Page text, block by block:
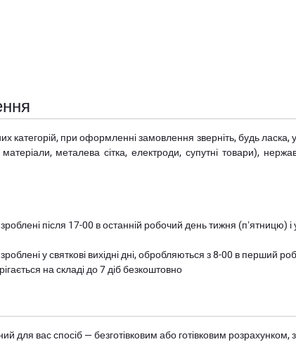
категорій, при оформленні замовлення зверніть, будь ласка,
матеріали, металева сітка, електроди, супутні товари),
після 17-00 в останній робочий день тижня
у святкові вихідні дні, обробляються з 8-00 в перший
на складі до 7 діб безкоштовно
для вас спосіб — безготівковим або готівковим